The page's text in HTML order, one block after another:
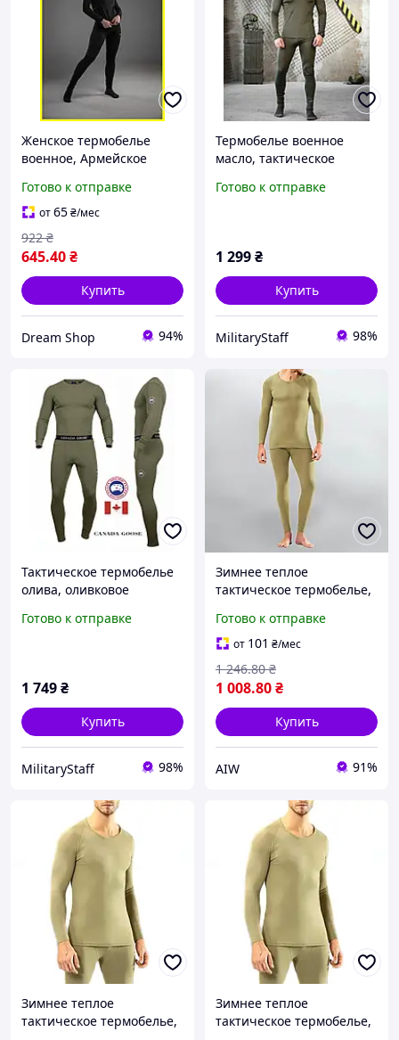
Женское термобелье
военное, Армейское
комплект термобелья для
женщин Коламбия SH1
Готово к отправке
от65₴/мес
645.40₴
922 ₴
Купить
Dream Shop 94%
Термобелье военное
масло, тактическое
термобелье ссу,
Готово к отправке
1 299₴
Купить
MilitaryStaff 98%
Тактическое термобелье
олива, оливковое
термобелье CANADA
термокомплект
Готово к отправке
1 749₴
Купить
MilitaryStaff 98%
Зимнее теплое
тактическое термобелье,
зсу, армейское
термобелье для военных,
размер S M
Готово к отправке
от 101 ₴/мес
1 008.80₴
1 246.80 ₴
Купить
AIW 91%
Зимнее теплое
тактическое термобелье,
Зимнее теплое
тактическое термобелье,